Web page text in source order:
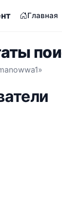
Главная